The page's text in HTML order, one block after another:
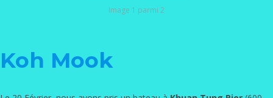
Image 1 parmi 2
Koh Mook